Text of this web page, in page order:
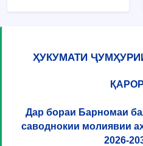
ҲУКУМАТИ
ҚАРОР
Дар бораи Барномаи
саводнокии молиявии
2026-